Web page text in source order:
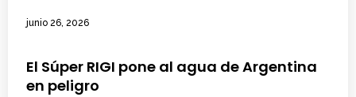
junio 26, 2026
El Súper RIGI pone al agua de Argentina
en peligro